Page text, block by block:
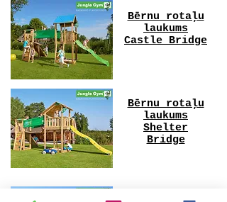
Bērnu rotaļu
laukums
Castle Bridge
Bērnu rotaļu
laukums
Shelter
Bridge